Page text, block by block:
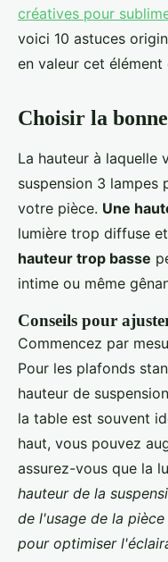
Louis•6 février 2025•7
créatives pour
voici 10 astuces
en valeur cet
Choisir la
La hauteur à laquelle
suspension 3 lampes
votre pièce. Une
lumière trop diffuse
hauteur trop basse
intime ou même
Conseils pour
Commencez par
Pour les plafonds
hauteur de
la table est souvent
haut, vous pouvez
assurez-vous que la
hauteur de la
de l'usage de la
pour optimiser